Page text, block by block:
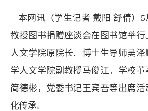
本网讯（学生记者 戴阳 舒倩）5
教授图书捐赠座谈会在图书馆举行
人文学院原院长、博士生导师吴泽
学人文学院副教授马俊江，学校董
简德彬，党委书记王宾吾等出席
化传承。